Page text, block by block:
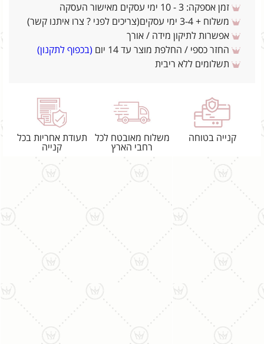
זמן אספקה: 3 - 10 ימי עסקים מאישור העסקה
משלוח + 3-4 ימי עסקים(צריכים לפני ? צרו איתנו קשר)
אפשרות לתיקון מידה / אורך
החזר כספי / החלפת מוצר עד 14 יום
(בכפוף לתקנון)
תשלומים ללא ריבית
קנייה בטוחה
משלוח מאובטח לכל
רחבי הארץ
תעודת אחריות בכל
קנייה